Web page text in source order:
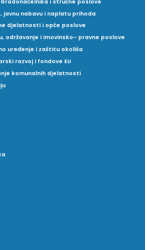
i stručne poslove
javnu nabavu i naplatu prihoda
djelatnosti i opće poslove
održavanje i imovinsko- pravne poslove
uređenje i zaštitu okoliša
razvoj i fondove EU
komunalnih djelatnosti